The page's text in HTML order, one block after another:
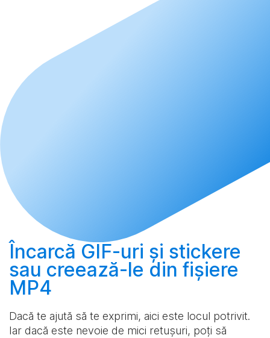
Încarcă GIF-uri și stickere
sau creează-le din fișiere
MP4
Dacă te ajută să te exprimi, aici este locul potrivit.
Iar dacă este nevoie de mici retușuri, poți să